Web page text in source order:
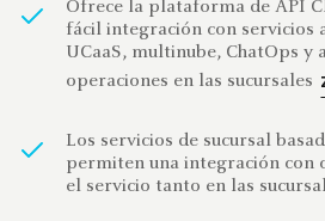
Ofrece la plataforma de API
fácil integración con servicios
UCaaS, multinube, ChatOps y
operaciones en las sucursales
Los servicios de sucursal
permiten una integración con
el servicio tanto en las